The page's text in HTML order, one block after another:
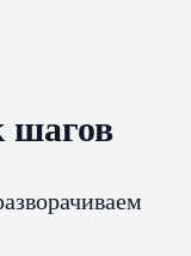
шагов